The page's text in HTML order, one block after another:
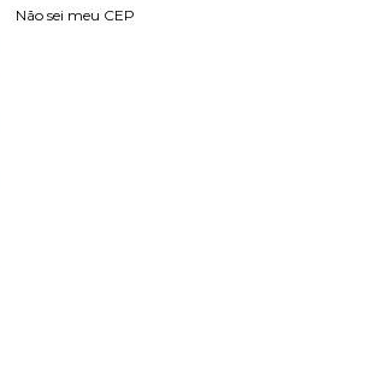
Não sei meu CEP